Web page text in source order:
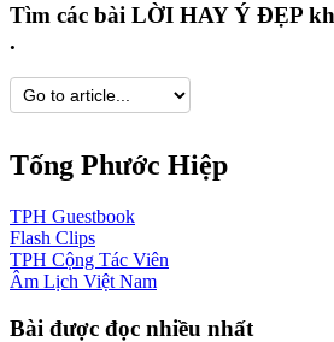
Tìm các bài LỜI HAY Ý ĐẸP
.
Tống Phước Hiệp
TPH Guestbook
Flash Clips
TPH Cộng Tác Viên
Âm Lịch Việt Nam
Bài được đọc nhiều nhất